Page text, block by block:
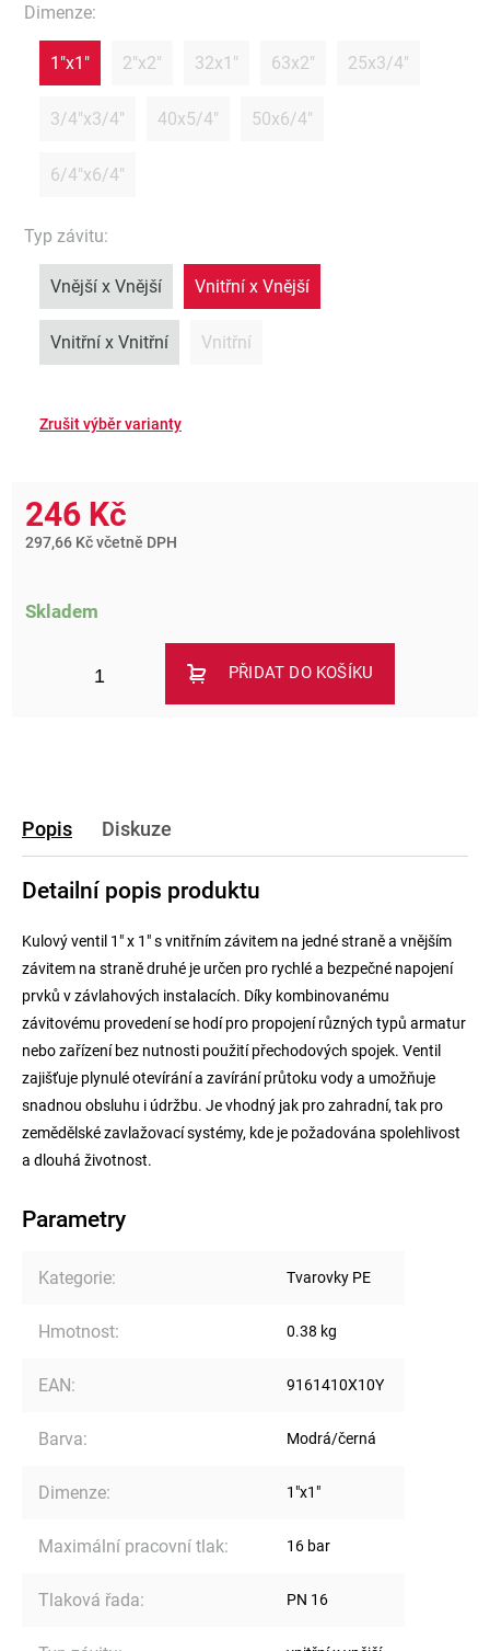
Dimenze:
1"x1" 2"x2" 32x1" 63x2" 25x3/4"
3/4"x3/4" 40x5/4" 50x6/4"
6/4"x6/4"
Typ závitu:
Vnější x Vnější Vnitřní x Vnější
Vnitřní x Vnitřní Vnitřní
246 Kč
297,66 Kč včetně DPH
Skladem
PŘIDAT DO KOŠÍKU
Popis Diskuze
Detailní popis produktu
Kulový ventil 1" x 1" s vnitřním závitem na jedné straně a vnějším
závitem na straně druhé je určen pro rychlé a bezpečné napojení
prvků v závlahových instalacích. Díky kombinovanému
závitovému provedení se hodí pro propojení různých typů armatur
nebo zařízení bez nutnosti použití přechodových spojek. Ventil
zajišťuje plynulé otevírání a zavírání průtoku vody a umožňuje
snadnou obsluhu i údržbu. Je vhodný jak pro zahradní, tak pro
zemědělské zavlažovací systémy, kde je požadována spolehlivost
a dlouhá životnost.
Parametry
Kategorie: Tvarovky PE
Hmotnost: 0.38 kg
EAN: 9161410X10Y
Barva: Modrá/černá
Dimenze: 1"x1"
Maximální pracovní tlak: 16 bar
Tlaková řada: PN 16